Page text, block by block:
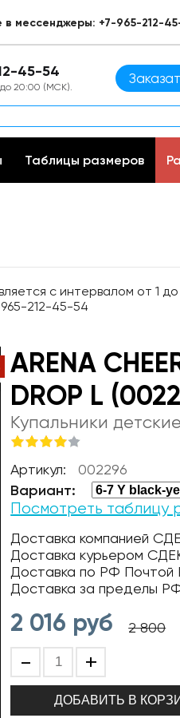
в мессенджеры: +7-965-212-
45-54
до 20:00 (МСК).
Таблицы размеров
с интервалом от 1 до
212-45-54
ARENA
DROP L
Купальники детские
Артикул: 002296
Вариант:
Посмотреть таблицу
Доставка компанией
Доставка курьером
Доставка по РФ Почтой
Доставка за пределы
2 016 руб 2 800
- +